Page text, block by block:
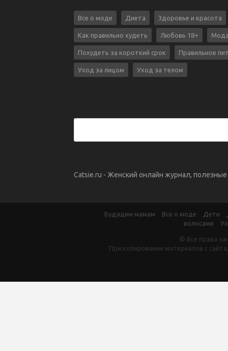
Все о моде Диета Здоровье и красота
Как правильно худеть Любовь 18+
Похудеть за короткий срок Правильное
Уход за лицом Уход за телом
Catsie.ru - Женский онлайн журнал,
Будущим мамам Все о моде Дети
волосами
© Все права
При копировании материалов с